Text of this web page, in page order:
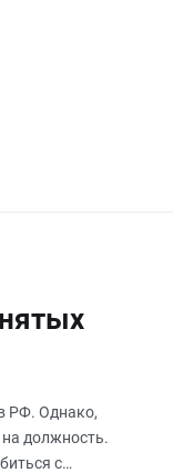
РФ. Однако,
на должность.
с